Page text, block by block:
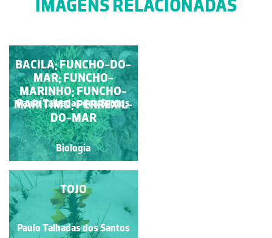
IMAGENS RELACIONADAS
PLANTAS DE DUNAS E
AREAIS
Rubim Manuel Almeida da
Silva
Biologia
BACILA; FUNCHO-DO-
MAR; FUNCHO-
MARINHO; FUNCHO-
MARÍTIMO; PERREXIL-
DO-MAR
Paulo Talhadas dos Santos
Biologia
PLANTA CARNÍVORA
Paulo Talhadas dos Santos
TOJO
Paulo Talhadas dos Santos